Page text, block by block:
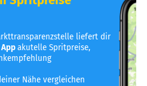
liefert dir
Appakutelle Spritpreise,
Nähe vergleichen